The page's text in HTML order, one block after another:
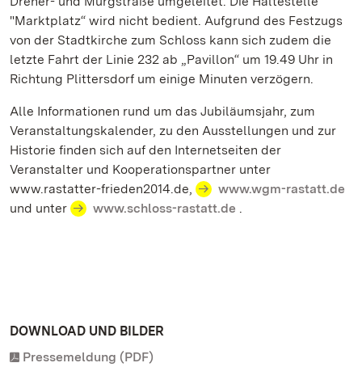
"Marktplatz“ wird nicht bedient. Aufgrund des Festzugs
von der Stadtkirche zum Schloss kann sich zudem die
letzte Fahrt der Linie 232 ab „Pavillon“ um 19.49 Uhr in
Richtung Plittersdorf um einige Minuten verzögern.
Alle Informationen rund um das Jubiläumsjahr, zum
Veranstaltungskalender, zu den Ausstellungen und zur
Historie finden sich auf den Internetseiten der
Veranstalter und Kooperationspartner unter
www.rastatter-frieden2014.de,
www.wgm-rastatt.de
und unter
www.schloss-rastatt.de .
DOWNLOAD UND BILDER
Pressemeldung (PDF)